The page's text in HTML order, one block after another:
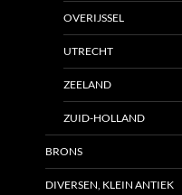
OVERIJSSEL
UTRECHT
ZEELAND
ZUID-HOLLAND
BRONS
DIVERSEN, KLEIN ANTIEK